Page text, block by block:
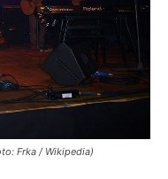
Frka / Wikipedia)